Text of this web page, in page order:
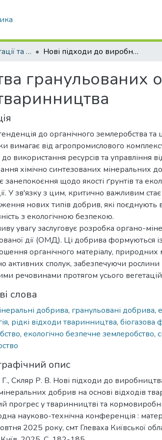
Кафедра Експлуатації та технічного сервісу машин Нові підходи до виробництва гранульованих органо-мінеральних добрив на основі відходів тваринництва
гранульованих
до органічного землеробства та
вимагає від агропромислового
до використання ресурсів та управління
хімічно синтезованих мінеральних
занепокоєння щодо якості ґрунтів та
У зв'язку з цим, критично важливим
нових типів добрив, які поєднують
з екологічною безпекою.
увагу заслуговує розробка органо-
дії (ОМД). Ці добрива формуються
органічного матеріалу, природних
активних сполук, забезпечуючи
речовинами протягом усього
слова
добрива, гранульовані добрива,
, рідкі відходи тваринництва, біогазова
, екологічно безпечне землеробство,
опис
Скляр Р. В. Нові підходи до
добрив на основі відходів
прогрес у тваринництві та
науково-технічна конференція :
2025 року, смт Глеваха Київської